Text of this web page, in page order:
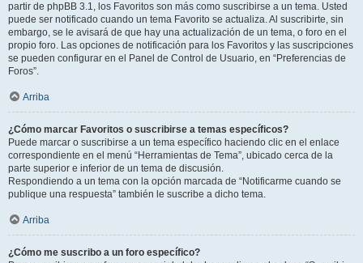
partir de phpBB 3.1, los Favoritos son más como suscribirse a un tema. Usted
puede ser notificado cuando un tema Favorito se actualiza. Al suscribirte, sin
embargo, se le avisará de que hay una actualización de un tema, o foro en el
propio foro. Las opciones de notificación para los Favoritos y las suscripciones
se pueden configurar en el Panel de Control de Usuario, en “Preferencias de
Foros”.
Arriba
¿Cómo marcar Favoritos o suscribirse a temas específicos?
Puede marcar o suscribirse a un tema específico haciendo clic en el enlace
correspondiente en el menú “Herramientas de Tema”, ubicado cerca de la
parte superior e inferior de un tema de discusión.
Respondiendo a un tema con la opción marcada de “Notificarme cuando se
publique una respuesta” también le suscribe a dicho tema.
Arriba
¿Cómo me suscribo a un foro específico?